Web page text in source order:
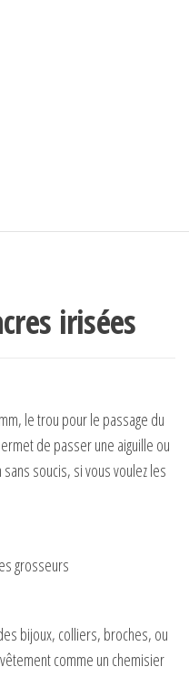
irisées
le trou pour le passage du
de passer une aiguille ou
soucis, si vous voulez les
grosseurs
bijoux, colliers, broches, ou
comme un chemisier